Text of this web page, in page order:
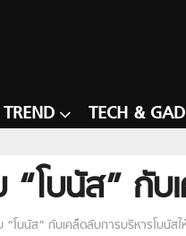
TREND TECH &
โบนัส” กับ
โบนัส” กับเคล็ดลับการบริหารโบนัสใ